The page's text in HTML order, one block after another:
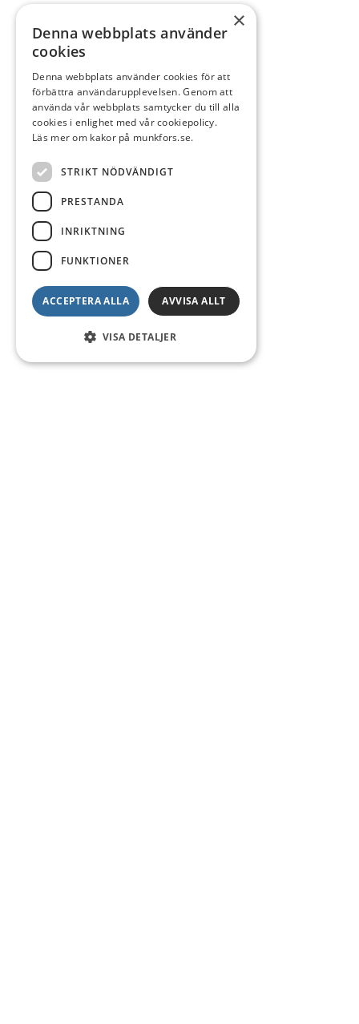
×
Denna webbplats använder
cookies
Denna webbplats använder cookies för att
förbättra användarupplevelsen. Genom att
använda vår webbplats samtycker du till alla
cookies i enlighet med vår cookiepolicy.
Läs mer om kakor på munkfors.se.
STRIKT NÖDVÄNDIGT
PRESTANDA
INRIKTNING
FUNKTIONER
ACCEPTERA ALLA AVVISA ALLT
VISA DETALJER